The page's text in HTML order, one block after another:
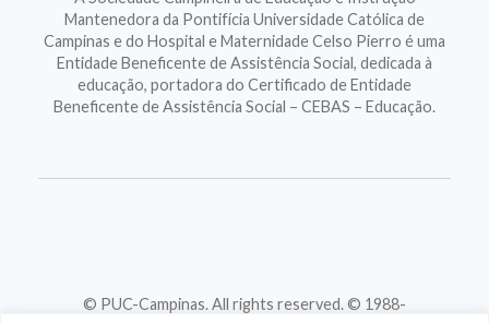
Mantenedora da Pontifícia Universidade Católica de
Campinas e do Hospital e Maternidade Celso Pierro é uma
Entidade Beneficente de Assistência Social, dedicada à
educação, portadora do Certificado de Entidade
Beneficente de Assistência Social – CEBAS – Educação.
© PUC-Campinas. All rights reserved. © 1988-